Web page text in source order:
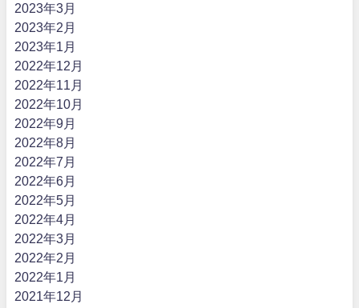
2023年3月
2023年2月
2023年1月
2022年12月
2022年11月
2022年10月
2022年9月
2022年8月
2022年7月
2022年6月
2022年5月
2022年4月
2022年3月
2022年2月
2022年1月
2021年12月